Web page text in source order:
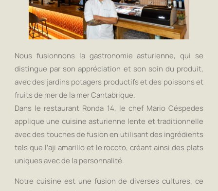
Nous fusionnons la gastronomie asturienne, qui se
distingue par son appréciation et son soin du produit,
avec des jardins potagers productifs et des poissons et
fruits de mer de la mer Cantabrique.
Dans le restaurant Ronda 14, le chef Mario Céspedes
applique une cuisine asturienne lente et traditionnelle
avec des touches de fusion en utilisant des ingrédients
tels que l’aji amarillo et le rocoto, créant ainsi des plats
uniques avec de la personnalité.
Notre cuisine est une fusion de diverses cultures, ce